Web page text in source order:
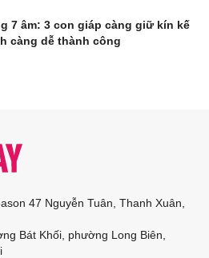
7 âm: 3 con giáp càng giữ kín kế
càng dễ thành công
47 Nguyễn Tuân, Thanh Xuân,
Bát Khối, phường Long Biên,